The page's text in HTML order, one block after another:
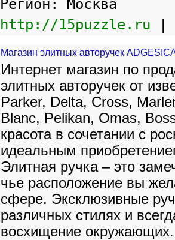
Регион: Москва
http://15puzzle.ru
Магазин элитных авторучек
Интернет магазин по
элитных авторучек от
Parker, Delta, Cross,
Blanc, Pelikan, Omas,
красота в сочетании с
идеальным
Элитная ручка – это
чье расположение вы
сфере. Эксклюзивные
различных стилях и
восхищение окружающих.